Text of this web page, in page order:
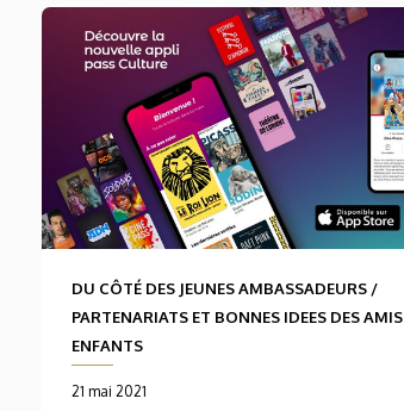
DU CÔTÉ DES JEUNES AMBASSADEURS /
PARTENARIATS ET BONNES IDEES DES AMIS
ENFANTS
21 mai 2021